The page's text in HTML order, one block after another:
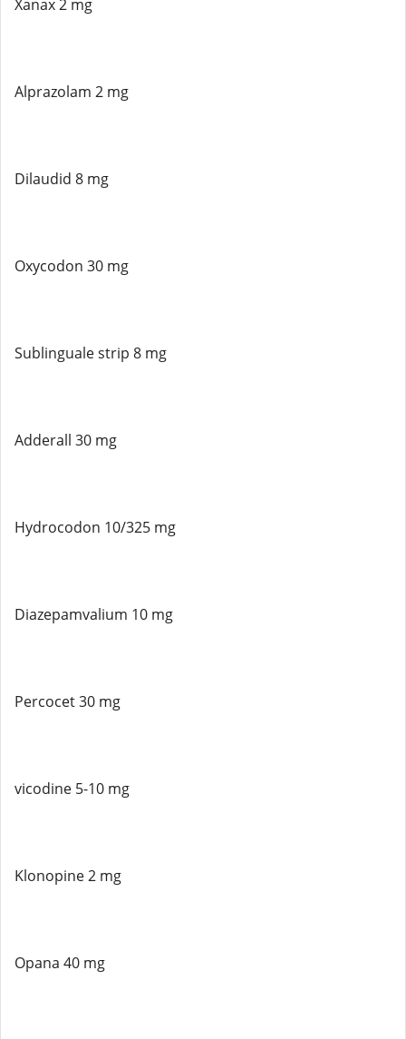
Xanax 2 mg
Alprazolam 2 mg
Dilaudid 8 mg
Oxycodon 30 mg
Sublinguale strip 8 mg
Adderall 30 mg
Hydrocodon 10/325 mg
Diazepamvalium 10 mg
Percocet 30 mg
vicodine 5-10 mg
Klonopine 2 mg
Opana 40 mg